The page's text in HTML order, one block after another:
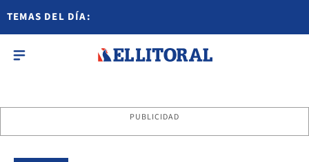
TEMAS DEL DÍA:
PUBLICIDAD